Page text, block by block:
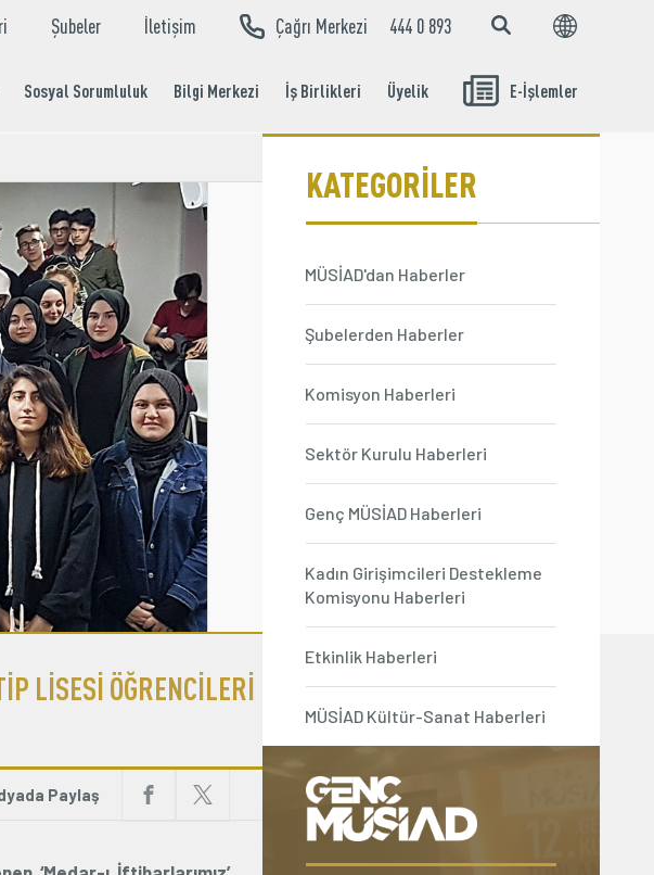
Şubeler İletişim Çağrı Merkezi 444 0 893
Sosyal Sorumluluk Bilgi Merkezi İş Birlikleri Üyelik E-İşlemler
Aidat Ödeme
KATEGORİLER
MÜSİAD'dan Haberler
Şubelerden Haberler
Komisyon Haberleri
Sektör Kurulu Haberleri
Genç MÜSİAD Haberleri
Kadın Girişimcileri Destekleme
Komisyonu Haberleri
Etkinlik Haberleri
MÜSİAD Kültür-Sanat Haberleri
LİSESİ ÖĞRENCİLERİ
Paylaş